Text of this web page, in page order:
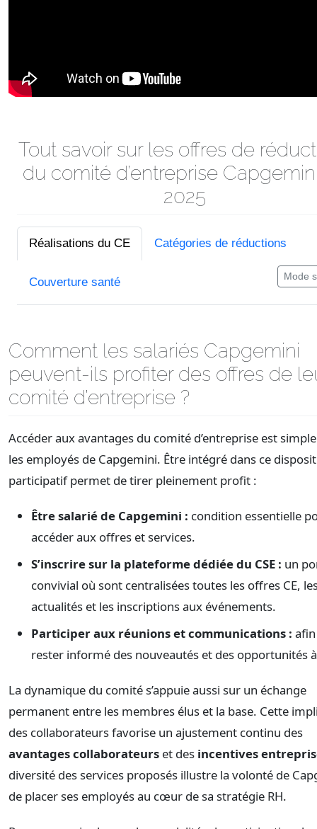
Tout savoir sur les offres de
du comité d’entreprise
2025
Réalisations du CE Catégories de réductions
Couverture santé Mode
Comment les salariés Capgemini
peuvent-ils profiter des offres de
comité d’entreprise ?
Accéder aux avantages du comité d’entreprise est
les employés de Capgemini. Être intégré dans ce
participatif permet de tirer pleinement profit :
Être salarié de Capgemini : condition essentielle
accéder aux offres et services.
S’inscrire sur la plateforme dédiée du CSE : un
convivial où sont centralisées toutes les offres CE,
actualités et les inscriptions aux événements.
Participer aux réunions et communications :
rester informé des nouveautés et des opportunités
La dynamique du comité s’appuie aussi sur un échange
permanent entre les membres élus et la base. Cette
des collaborateurs favorise un ajustement continu des
avantages collaborateurs et des incentives
diversité des services proposés illustre la volonté de
de placer ses employés au cœur de sa stratégie RH.